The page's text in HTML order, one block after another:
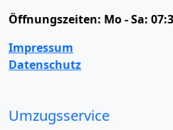
Öffnungszeiten: Mo - Sa:
Impressum
Datenschutz
Umzugsservice